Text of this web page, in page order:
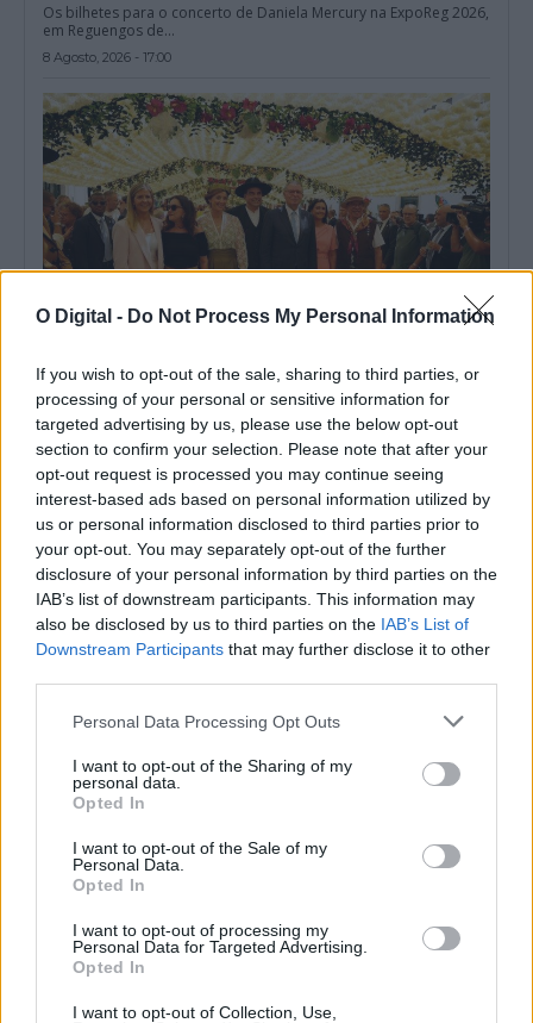
O Digital - Do Not Process My Personal Information
If you wish to opt-out of the sale, sharing to third parties, or
processing of your personal or sensitive information for
targeted advertising by us, please use the below opt-out
section to confirm your selection. Please note that after your
opt-out request is processed you may continue seeing
interest-based ads based on personal information utilized by
us or personal information disclosed to third parties prior to
your opt-out. You may separately opt-out of the further
disclosure of your personal information by third parties on the
IAB’s list of downstream participants. This information may
also be disclosed by us to third parties on the IAB’s List of
Downstream Participants that may further disclose it to other
Personal Data Processing Opt Outs
I want to opt-out of the Sharing of my
personal data.
Opted In
I want to opt-out of the Sale of my
Personal Data.
Opted In
I want to opt-out of processing my
Personal Data for Targeted Advertising.
Opted In
I want to opt-out of Collection, Use,
Os bilhetes para o concerto de Daniela Mercury na ExpoReg 2026,
em Reguengos de...
8 Agosto, 2026 - 17:00
Presidente da República entre flores de papel: As imagens da
visita às Festas do Povo de Campo Maior
O Presidente da República, António José Seguro, presidiu este
sábado, 8 de agosto, à...
8 Agosto, 2026 - 16:08
Apreendidos mais de 400 quilos de cocaína de lancha em fuga
em Sines
Mais de 400 quilos de cocaína foram apreendidos depois de
serem lançados ao mar...
8 Agosto, 2026 - 15:56